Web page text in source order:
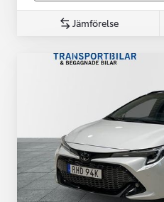
Jämförelse